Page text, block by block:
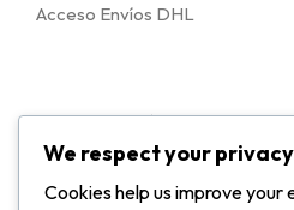
Acceso Envíos DHL
Información De
6910 NW 46th St. Miami, FL,
We respect your privacy
Cookies help us improve your